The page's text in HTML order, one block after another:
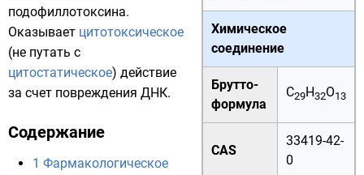
Химическое
соединение
Брутто-
формула
C29H32O13
CAS
33419-42-
0
подофиллотоксина.
Оказывает цитотоксическое
(не путать с
цитостатическое) действие
за счет повреждения ДНК.
Содержание
1 Фармакологическое